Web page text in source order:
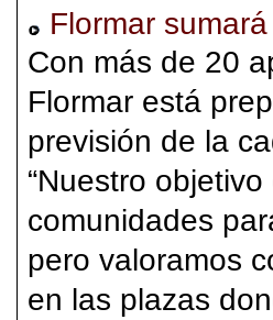
Flormar
Con más de 20
Flormar está
previsión de la
“Nuestro
comunidades
pero valoramos
en las plazas